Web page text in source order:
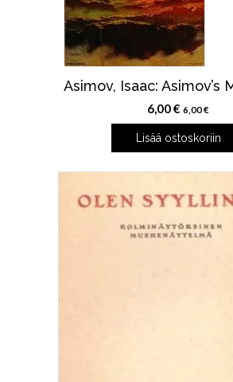
Asimov, Isaac: Asimov’s
6,00€ 6,00€
Lisää ostoskoriin